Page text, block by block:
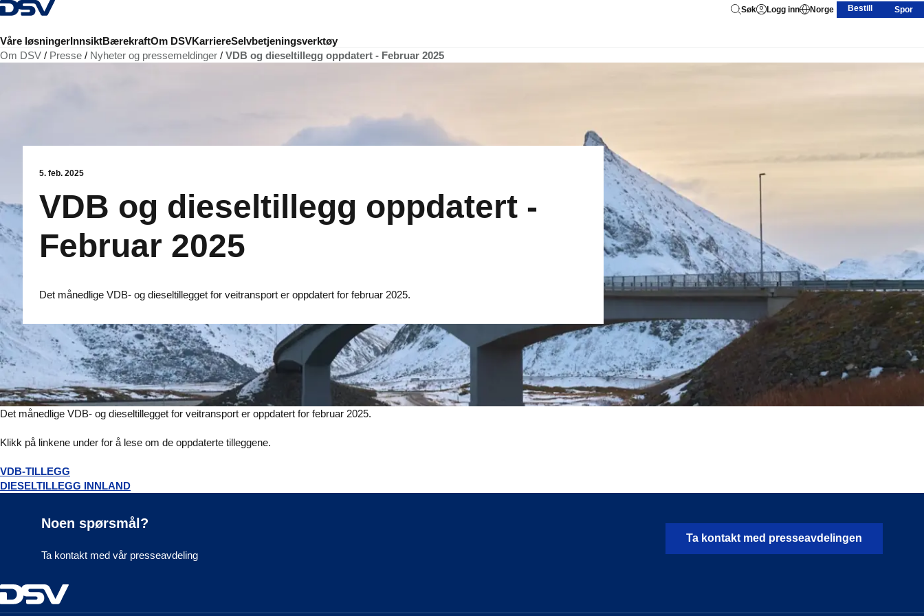
Tilbake til hjemmesiden
Våre løsningerInnsiktBærekraftOm DSVKarriereSelvbetjeningsverktøy
Søk Logg inn Norge Bestill Spor
Om DSV Presse Nyheter og pressemeldinger VDB og dieseltillegg oppdatert - Februar 2025
5. feb. 2025
VDB og dieseltillegg oppdatert -
Februar 2025
Det månedlige VDB- og dieseltillegget for veitransport er oppdatert for februar 2025.
Det månedlige VDB- og dieseltillegget for veitransport er oppdatert for februar 2025.
Klikk på linkene under for å lese om de oppdaterte tilleggene.
VDB-TILLEGG
DIESELTILLEGG INNLAND
Noen spørsmål?
Ta kontakt med vår presseavdeling
Ta kontakt med presseavdelingen